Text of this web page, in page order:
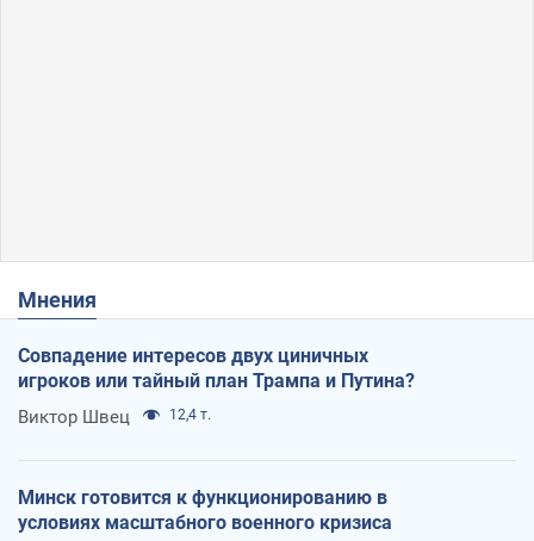
Мнения
Совпадение интересов двух циничных
игроков или тайный план Трампа и Путина?
Виктор Швец 12,4 т.
Минск готовится к функционированию в
условиях масштабного военного кризиса